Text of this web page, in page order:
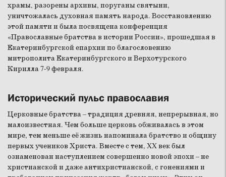
храмы, разорены архивы, поруганы святыни,
уничтожалась духовная память народа. Восстановлению
этой памяти и была посвящена конференция
«Православные братства в истории России», прошедшая в
Екатеринбургской епархии по благословению
митрополита Екатеринбургского и Верхотурского
Кирилла 7-9 февраля.
Исторический пульс православия
Церковные братства – традиция древняя, непрерывная, но
малоизвестная. Чем больше церковь обживалась в этом
мире, тем меньше её жизнь напоминала братство и общину
первых учеников Христа. Вместе с тем, XX век был
ознаменован наступлением совершенно новой эпохи – не
христианской и даже антихристианской, с гонениями и